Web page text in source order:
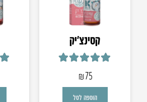
קסינצ’יק
₪75
הוספה לסל